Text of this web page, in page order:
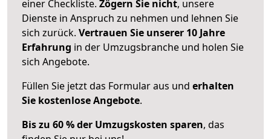
einer Checkliste. Zögern Sie nicht, unsere
Dienste in Anspruch zu nehmen und lehnen Sie
sich zurück. Vertrauen Sie unserer 10 Jahre
Erfahrung in der Umzugsbranche und holen Sie
sich Angebote.
Füllen Sie jetzt das Formular aus und erhalten
Sie kostenlose Angebote.
Bis zu 60 % der Umzugskosten sparen, das